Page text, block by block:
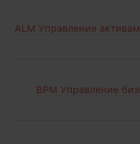
ALM Управление
BPM Управление